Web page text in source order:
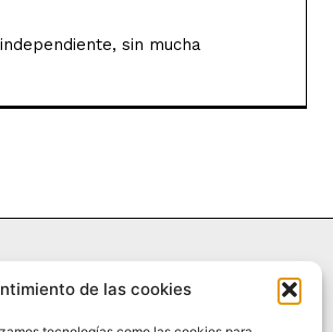
de las cookies
sin mucha